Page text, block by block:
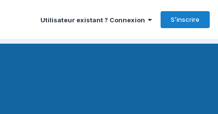
Utilisateur existant ? Connexion S’inscrire